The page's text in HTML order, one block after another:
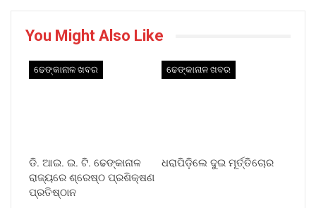
You Might Also Like
ଢେଙ୍କାନାଳ ଖବର
ଡି. ଆଇ. ଇ. ଟି. ଢେଙ୍କାନାଳ
ରାଜ୍ୟରେ ଶ୍ରେଷ୍ଠ ପ୍ରଶିକ୍ଷଣ
ପ୍ରତିଷ୍ଠାନ
ଢେଙ୍କାନାଳ ଖବର
ଧରାପିଡ଼ିଲେ ଦୁଇ ମୂର୍ତ୍ତିଚୋର